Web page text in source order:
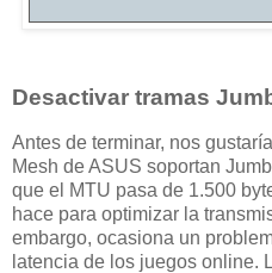
Desactivar tramas
Antes de terminar, nos
Mesh de ASUS soportan
que el MTU pasa de 1.500
hace para optimizar la
embargo, ocasiona un
latencia de los juegos online.